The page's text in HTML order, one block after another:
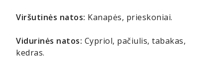
Viršutinės natos: Kanapės, prieskoniai.
Vidurinės natos: Cypriol, pačiulis, tabakas,
kedras.